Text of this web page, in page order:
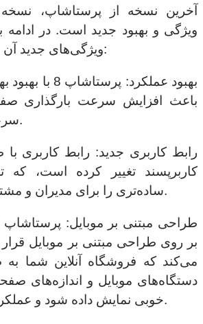
ویژگی و بهبود جدید است. در ادامه
ویژگی‌های جدید آن را مشاهده می‌کنید:
باعث افزایش سرعت بارگذاری
سرعت سایت می‌شود.
کاربرپسند تغییر کرده است، که
ساده‌تری را برای مدیران و مشتریان فراهم می‌کند.
بر روی طراحی مبتنی بر موبایل
می‌کند که فروشگاه آنلاین شما
دستگاه‌های موبایل و اندازه‌های
خوبی نمایش داده شود و عملکرد بهینه داشته باشد.